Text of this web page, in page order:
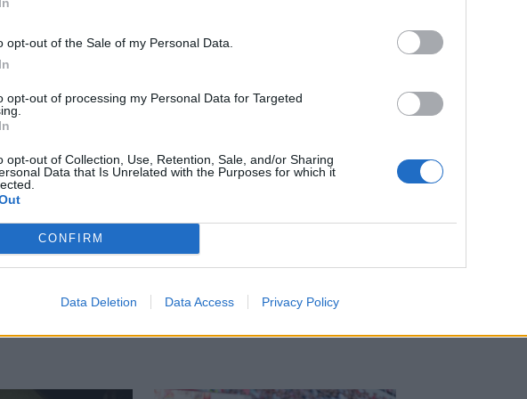
opt-out of the Sale of my Personal Data.
opt-out of processing my Personal Data for Targeted
opt-out of Collection, Use, Retention, Sale, and/or Sharing
Data that Is Unrelated with the Purposes for which it
CONFIRM
Data Deletion Data Access Privacy Policy
Hivatala támogatta, a szervezők ezúton